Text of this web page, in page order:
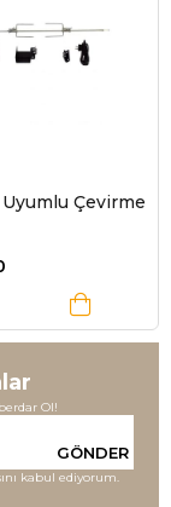
Çevirme
Ol!
GÖNDER
kabul ediyorum.